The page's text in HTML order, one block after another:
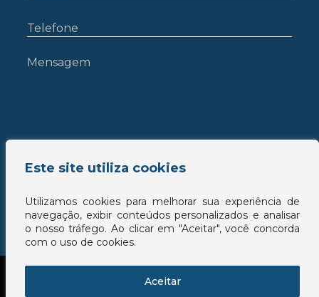
Este site utiliza cookies
Utilizamos cookies para melhorar sua experiência de
navegação, exibir conteúdos personalizados e analisar
o nosso tráfego. Ao clicar em "Aceitar", você concorda
com o uso de cookies.
Aceitar
© 2026 - All rights reserved - Salomão Advogados